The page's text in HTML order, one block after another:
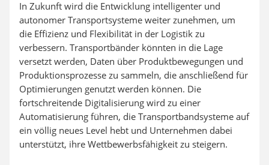
In Zukunft wird die Entwicklung intelligenter und
autonomer Transportsysteme weiter zunehmen, um
die Effizienz und Flexibilität in der Logistik zu
verbessern. Transportbänder könnten in die Lage
versetzt werden, Daten über Produktbewegungen und
Produktionsprozesse zu sammeln, die anschließend für
Optimierungen genutzt werden können. Die
fortschreitende Digitalisierung wird zu einer
Automatisierung führen, die Transportbandsysteme auf
ein völlig neues Level hebt und Unternehmen dabei
unterstützt, ihre Wettbewerbsfähigkeit zu steigern.